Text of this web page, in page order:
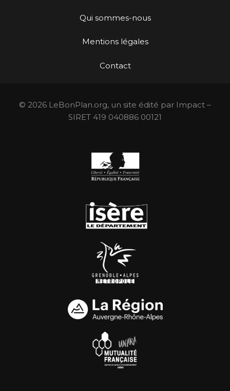
Qui sommes-nous
Mentions légales
Contact
© 2026 LeBonPlan.org, un site édité par Impact –
SIRET 419 040886 00121